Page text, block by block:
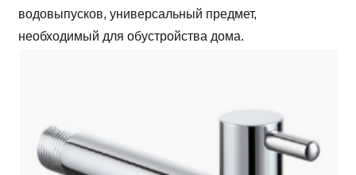
водовыпусков, универсальный предмет,
необходимый для обустройства дома.